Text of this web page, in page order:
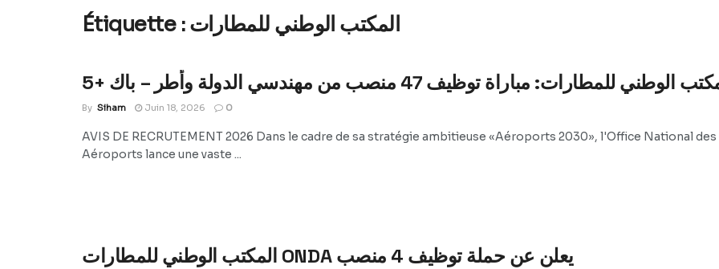
Étiquette :المكتب الوطني للمطارات
الوطني للمطارات: مباراة توظيف 47 منصب من مهندسي الدولة وأطر – باك +5
By Siham Juin 18, 2026 0
AVIS DE RECRUTEMENT 2026 Dans le cadre de sa stratégie ambitieuse «Aéroports 2030», l'Office National des
Aéroports lance une vaste ...
المكتب الوطني للمطارات ONDA يعلن عن حملة توظيف 4 منصب